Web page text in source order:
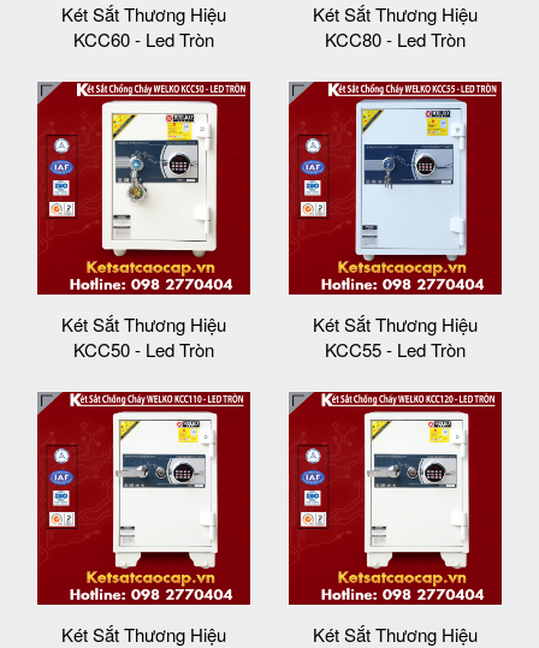
Két Sắt Thương Hiệu
KCC60 - Led Tròn
Két Sắt Thương Hiệu
KCC80 - Led Tròn
Két Sắt Thương Hiệu
KCC50 - Led Tròn
Két Sắt Thương Hiệu
KCC55 - Led Tròn
Két Sắt Thương Hiệu
Két Sắt Thương Hiệu